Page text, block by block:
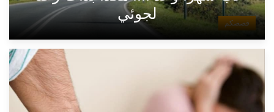
قصصكم
لجوئي